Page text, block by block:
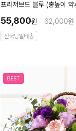
프리저브드 블루 (총높이
55,800원 62,000원
전국당일배송
BEST